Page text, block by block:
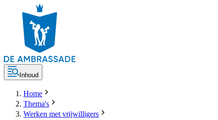
Inhoud
Home
Thema's
Werken met vrijwilligers